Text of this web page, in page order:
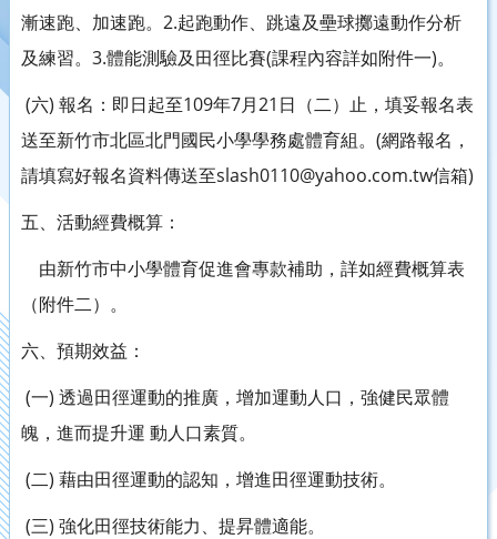
漸速跑、加速跑。2.起跑動作、跳遠及壘球擲遠動作分析
及練習。3.體能測驗及田徑比賽(課程內容詳如附件一)。
(六) 報名：即日起至109年7月21日（二）止，填妥報名表
送至新竹市北區北門國民小學學務處體育組。(網路報名，
請填寫好報名資料傳送至slash0110@yahoo.com.tw信箱)
五、活動經費概算：
由新竹市中小學體育促進會專款補助，詳如經費概算表
（附件二）。
六、預期效益：
(一) 透過田徑運動的推廣，增加運動人口，強健民眾體
魄，進而提升運 動人口素質。
(二) 藉由田徑運動的認知，增進田徑運動技術。
(三) 強化田徑技術能力、提昇體適能。